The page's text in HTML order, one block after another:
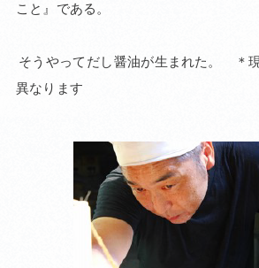
こと』
である。
そう やって だし 醤油が生まれた。 ＊
異なり ます